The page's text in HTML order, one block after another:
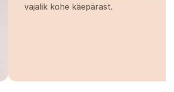
vajalik kohe käepärast.